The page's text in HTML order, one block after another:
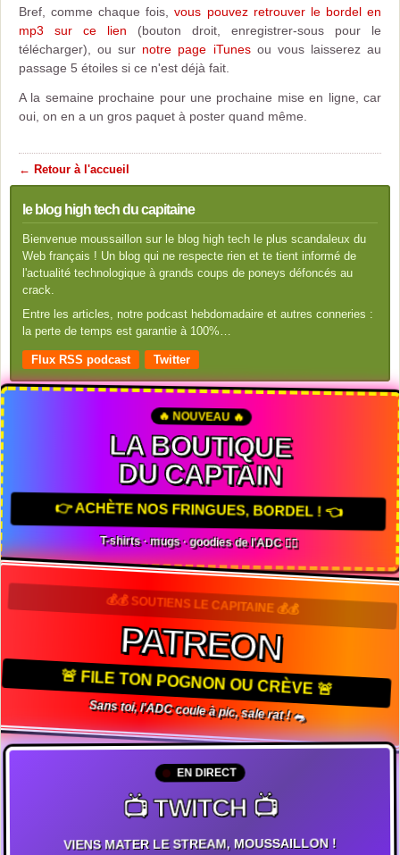
Bref, comme chaque fois,vous pouvez retrouver le bordel en
mp3 sur ce lien (bouton droit, enregistrer-sous pour le
télécharger), ou sur notre page iTunesou vous laisserez au
passage 5 étoiles si ce n'est déjà fait.
A la semaine prochaine pour une prochaine mise en ligne, car
oui, on en a un gros paquet à poster quand même.
← Retour à l'accueil
le blog high tech du capitaine
Bienvenue moussaillon sur le blog high tech le plus scandaleux du
Web français ! Un blog qui ne respecte rien et te tient informé de
l'actualité technologique à grands coups de poneys défoncés au
crack.
Entre les articles, notre podcast hebdomadaire et autres conneries :
la perte de temps est garantie à 100%…
Flux RSS podcast Twitter
🔥 NOUVEAU 🔥
LA BOUTIQUE
DU CAPTAIN
👉 ACHÈTE NOS FRINGUES, BORDEL ! 👈
T-shirts · mugs · goodies de l'ADC 🏴‍☠️
💰💰 SOUTIENS LE CAPITAINE 💰💰
PATREON
🚨 FILE TON POGNON OU CRÈVE 🚨
Sans toi, l'ADC coule à pic, sale rat ! 🐀
EN DIRECT
📺 TWITCH 📺
VIENS MATER LE STREAM, MOUSSAILLON !